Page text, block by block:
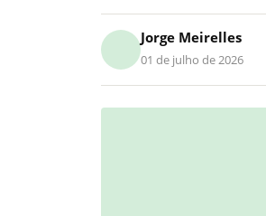
Jorge Meirelles
01 de julho de 2026